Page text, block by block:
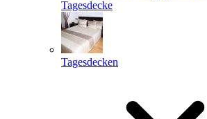
Tagesdecke
Tagesdecken